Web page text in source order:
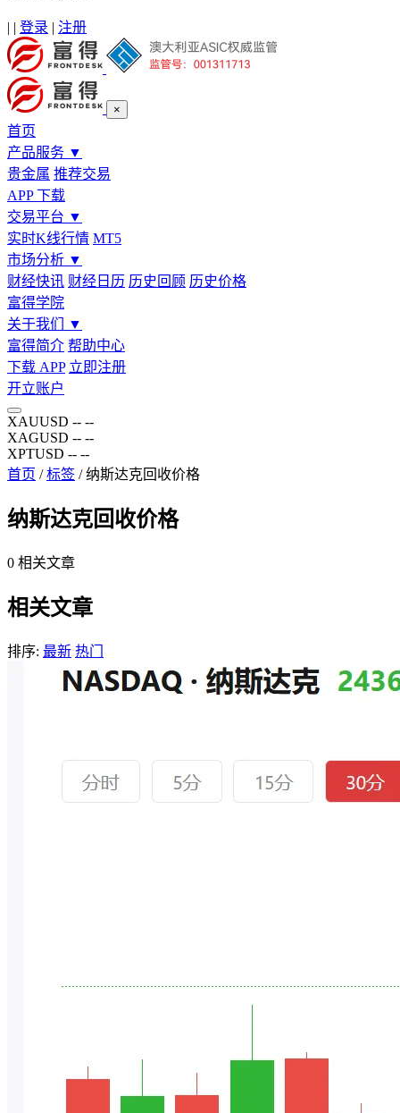
| | 登录 | 注册
×
首页
产品服务 ▼
贵金属 推荐交易
APP 下载
交易平台 ▼
实时K线行情 MT5
市场分析 ▼
财经快讯 财经日历 历史回顾 历史价格
富得学院
关于我们
▼
富得简介 帮助中心
下载 APP 立即注册
开立账户
XAUUSD -- --
XAGUSD -- --
XPTUSD -- --
首页 / 标签 / 纳斯达克回收价格
纳斯达克回收价格
0 相关文章
相关文章
排序: 最新 热门